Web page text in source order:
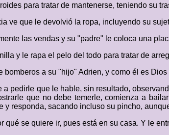
para tratar de mantenerse, teniendo su
ve que le devolvió la ropa, incluyendo su
las vendas y su "padre" le coloca una
y le rapa el pelo del todo para tratar de
bomberos a su "hijo" Adrien, y como él es
a pedirle que le hable, sin resultado,
que no debe temerle, comienza a
y responda, sacando incluso su pincho,
qué se quiere ir, pues está en su casa. Y le